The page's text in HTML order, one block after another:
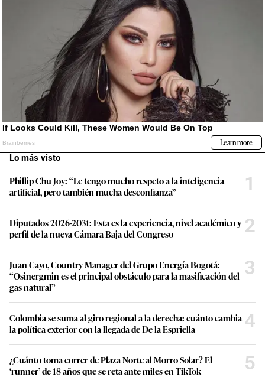
Lo más visto
Phillip Chu Joy: “Le tengo mucho respeto a la inteligencia
artificial, pero también mucha desconfianza”
1
Diputados 2026-2031: Esta es la experiencia, nivel académico y
perfil de la nueva Cámara Baja del Congreso
2
Juan Cayo, Country Manager del Grupo Energía Bogotá:
“Osinergmin es el principal obstáculo para la masificación del
gas natural”
3
Colombia se suma al giro regional a la derecha: cuánto cambia
la política exterior con la llegada de De la Espriella
4
¿Cuánto toma correr de Plaza Norte al Morro Solar? El
‘runner’ de 18 años que se reta ante miles en TikTok
5